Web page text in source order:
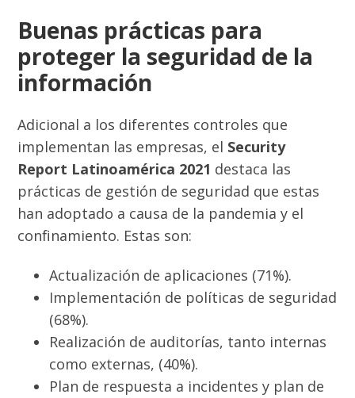
Buenas prácticas para
proteger la seguridad de la
información
Adicional a los diferentes controles que
implementan las empresas, el Security
Report Latinoamérica 2021 destaca las
prácticas de gestión de seguridad que estas
han adoptado a causa de la pandemia y el
confinamiento. Estas son:
Actualización de aplicaciones (71%).
Implementación de políticas de seguridad
(68%).
Realización de auditorías, tanto internas
como externas, (40%).
Plan de respuesta a incidentes y plan de